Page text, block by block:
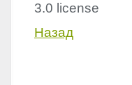
3.0 license
Назад